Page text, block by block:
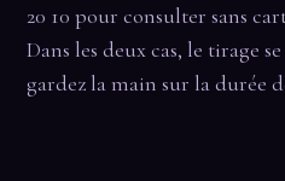
20 10 pour consulter sans
Dans les deux cas, le tirage
gardez la main sur la durée